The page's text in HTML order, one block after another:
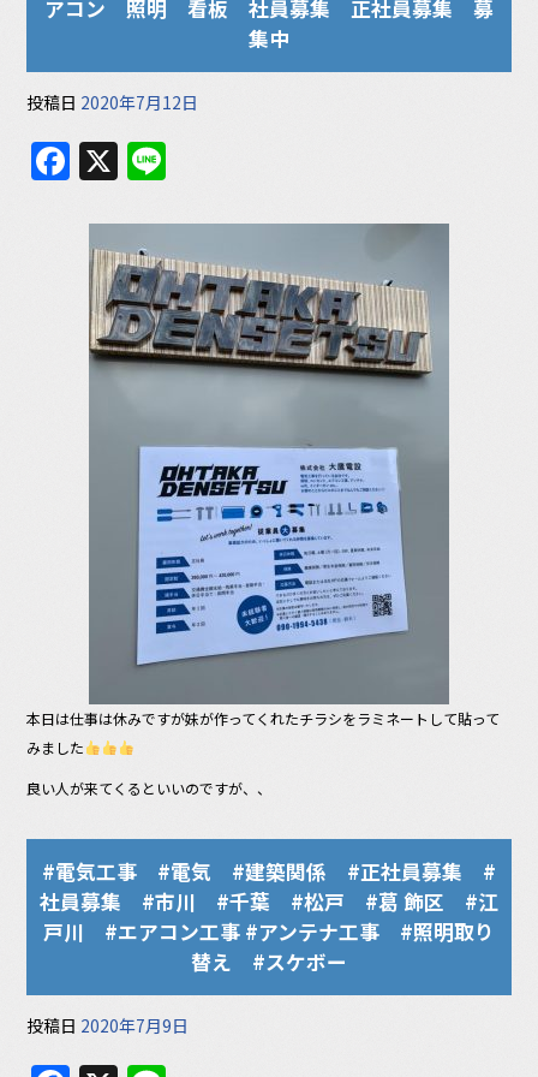
アコン 照明 看板 社員募集 正社員募集 募
集中
投稿日 2020年7月12日
F
a
c
e
b
o
X
e
本日は仕事は休みですが妹が作ってくれたチラシをラミネートして貼って
みました
良い人が来てくるといいのですが、、
#電気工事 #電気 #建築関係 #正社員募集 #
社員募集 #市川 #千葉 #松戸 #葛 飾区 #江
戸川 #エアコン工事 #アンテナ工事 #照明取り
替え #スケボー
投稿日 2020年7月9日